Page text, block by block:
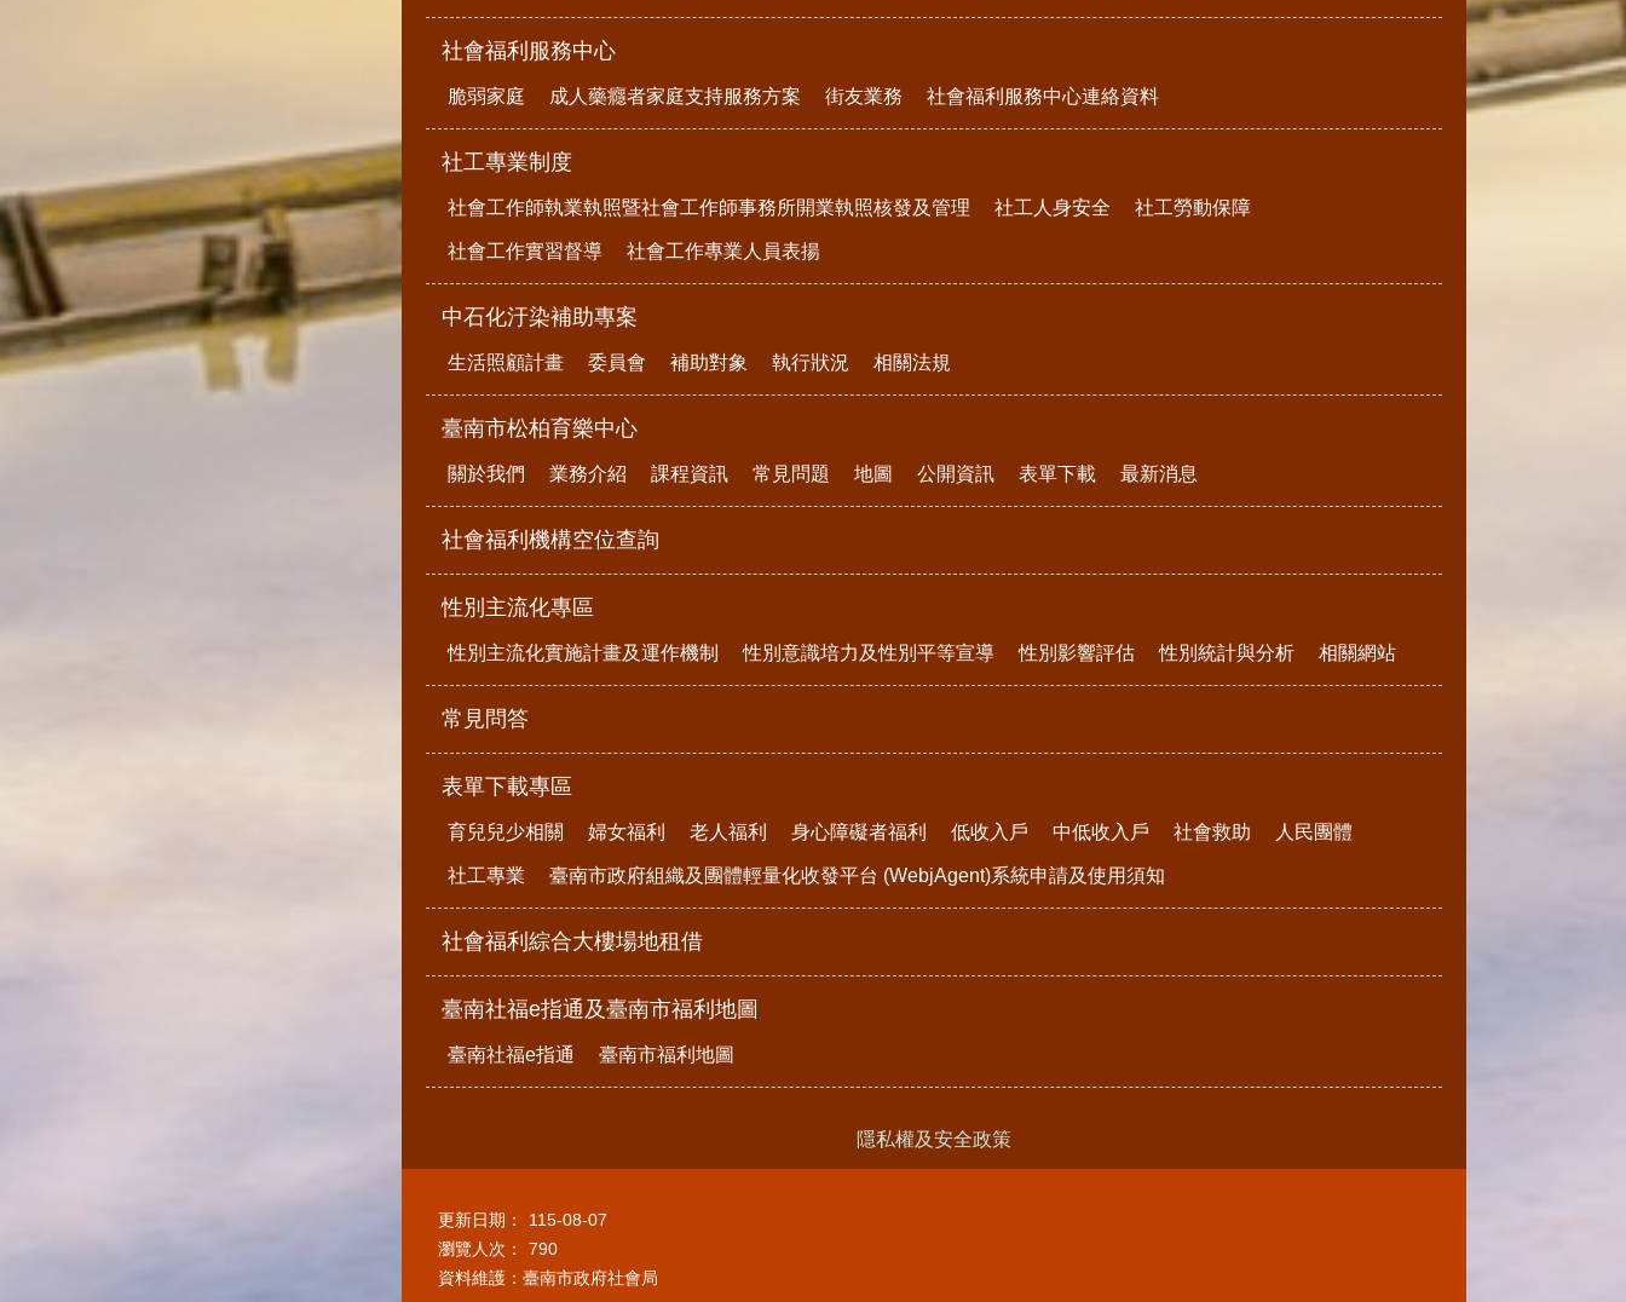
社會福利服務中心
脆弱家庭 成人藥癮者家庭支持服務方案 街友業務 社會福利服務中心連絡資料
社工專業制度
社會工作師執業執照暨社會工作師事務所開業執照核發及管理 社工人身安全 社工勞動保障
社會工作實習督導 社會工作專業人員表揚
中石化汙染補助專案
生活照顧計畫 委員會 補助對象 執行狀況 相關法規
臺南市松柏育樂中心
關於我們 業務介紹 課程資訊 常見問題 地圖 公開資訊 表單下載 最新消息
社會福利機構空位查詢
性別主流化專區
性別主流化實施計畫及運作機制 性別意識培力及性別平等宣導 性別影響評估 性別統計與分析 相關網站
常見問答
表單下載專區
育兒兒少相關 婦女福利 老人福利 身心障礙者福利 低收入戶 中低收入戶 社會救助 人民團體
社工專業 臺南市政府組織及團體輕量化收發平台 (WebjAgent)系統申請及使用須知
社會福利綜合大樓場地租借
臺南社福e指通及臺南市福利地圖
臺南社福e指通 臺南市福利地圖
隱私權及安全政策
更新日期：
115-08-07
瀏覽人次：
790
資料維護：臺南市政府社會局